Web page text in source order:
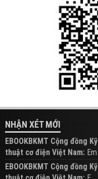
NHẬN XÉT MỚI
EBOOKBKMT Cộng đồng Kỹ
thuật cơ điện Việt Nam: Em
đăng trên Group hỗ trợ nhé
EBOOKBKMT Cộng đồng Kỹ